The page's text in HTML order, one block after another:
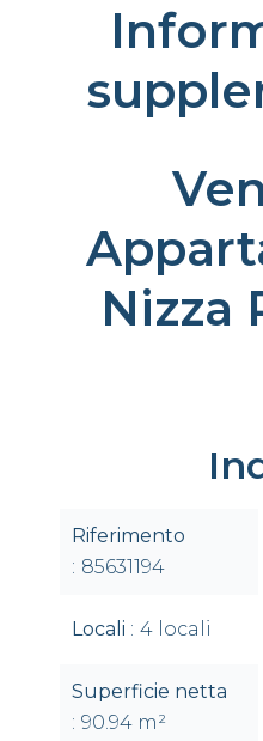
Nizza
Riferimento
85631194
Locali 4 locali
Superficie netta
90.94 m²